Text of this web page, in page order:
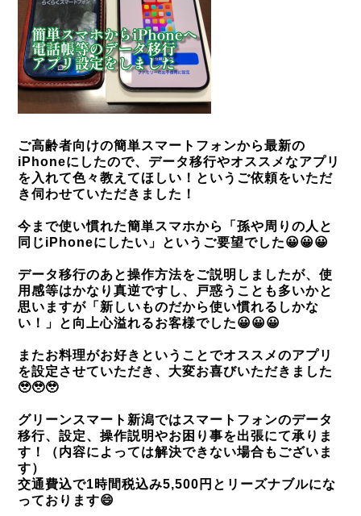
ご高齢者向けの簡単スマートフォンから最新の
iPhoneにしたので、データ移行やオススメなアプリ
を入れて色々教えてほしい！というご依頼をいただ
き伺わせていただきました！
今まで使い慣れた簡単スマホから「孫や周りの人と
同じiPhoneにしたい」というご要望でした😀😀😀
データ移行のあと操作方法をご説明しましたが、使
用感等はかなり真逆ですし、戸惑うことも多いかと
思いますが「新しいものだから使い慣れるしかな
い！」と向上心溢れるお客様でした😀😀😀
またお料理がお好きということでオススメのアプリ
を設定させていただき、大変お喜びいただきました
🥹🥹🥹
グリーンスマート新潟ではスマートフォンのデータ
移行、設定、操作説明やお困り事を出張にて承りま
す！（内容によっては解決できない場合もございま
す）
交通費込で1時間税込み5,500円とリーズナブルにな
っております😄